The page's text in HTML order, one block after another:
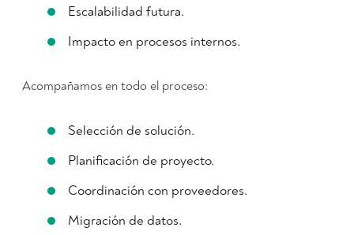
Escalabilidad futura.
Impacto en procesos internos.
Acompañamos en todo el proceso:
Selección de solución.
Planificación de proyecto.
Coordinación con proveedores.
Migración de datos.